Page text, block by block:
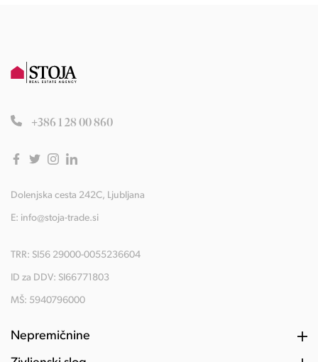
+386 1 28 00 860
Dolenjska cesta 242C, Ljubljana
E: info@stoja-trade.si
TRR: SI56 29000-0055236604
ID za DDV: SI66771803
MŠ: 5940796000
Nepremičnine